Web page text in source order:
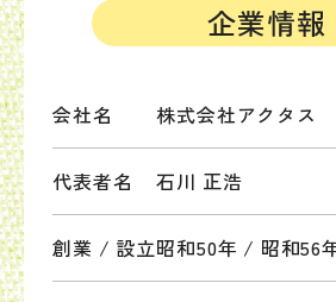
企業情報
会社名 株式会社アクタス
代表者名 石川 正浩
創業 / 設立昭和50年 / 昭和56